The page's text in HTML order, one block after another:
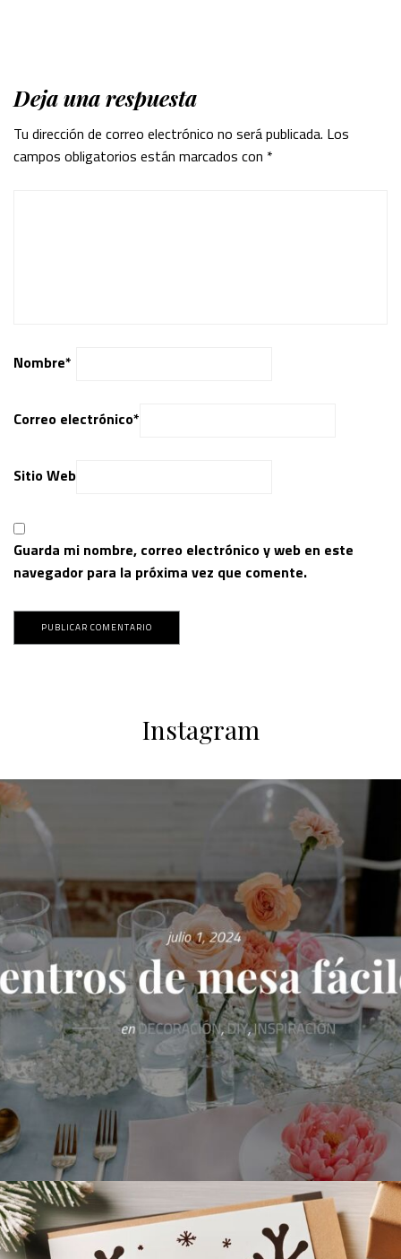
Deja una respuesta
Tu dirección de correo electrónico no será publicada. Los
campos obligatorios están marcados con *
Nombre*
Correo electrónico*
Sitio Web
Guarda mi nombre, correo electrónico y web en este
navegador para la próxima vez que comente.
Instagram